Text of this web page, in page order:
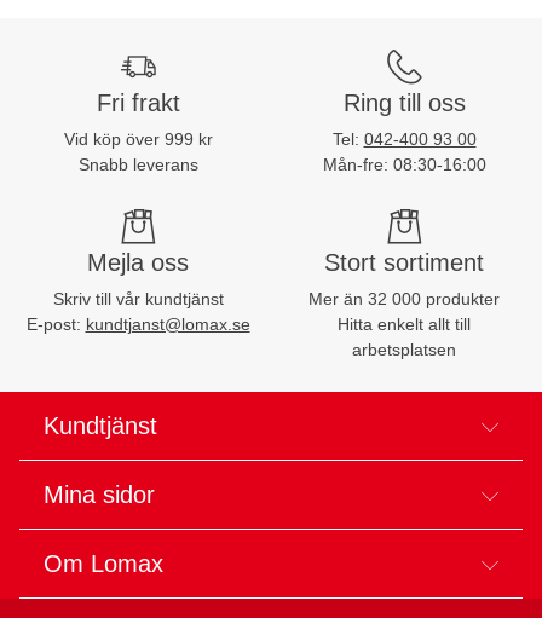
Fri frakt
Vid köp över 999 kr
Snabb leverans
Ring till oss
Tel: 042-400 93 00
Mån-fre: 08:30-16:00
Mejla oss
Skriv till vår kundtjänst
E-post: kundtjanst@lomax.se
Stort sortiment
Mer än 32 000 produkter
Hitta enkelt allt till
arbetsplatsen
Kundtjänst
Mina sidor
Om Lomax